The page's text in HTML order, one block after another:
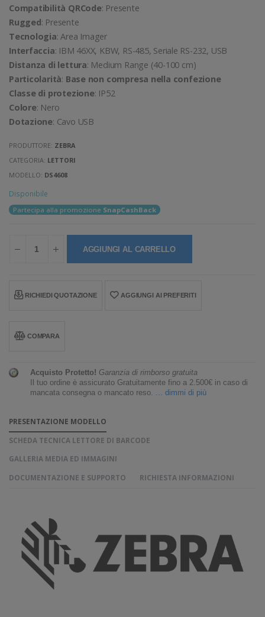
Compatibilità QRCode: Presente
Rugged: Presente
Tecnologia: Area Imager
Interfaccia: IBM 46XX, KBW, RS-485, Seriale RS-232, USB
Distanza di lettura: Medium Range (40-100 cm)
Particolarità: Base non compresa nella confezione
Classe di protezione: IP52
Colore: Nero
Dotazione: Cavo USB
PRODUTTORE: ZEBRA
CATEGORIA: LETTORI
MODELLO: DS4608
Disponibile
Partecipa alla promozione SnapCashBack
AGGIUNGI AL CARRELLO
RICHIEDI QUOTAZIONE AGGIUNGI AI PREFERITI
COMPARA
Acquisto Protetto! Garanzia di rimborso gratuita
Il tuo ordine è assicurato Gratuitamente fino a 2.500€ in caso di
mancata consegna o mancato reso. ... dimmi di più
PRESENTAZIONE MODELLO
SCHEDA TECNICA LETTORE DI BARCODE
GALLERIA MEDIA ED IMMAGINI
DOCUMENTAZIONE E SUPPORTO
RICHIESTA INFORMAZIONI